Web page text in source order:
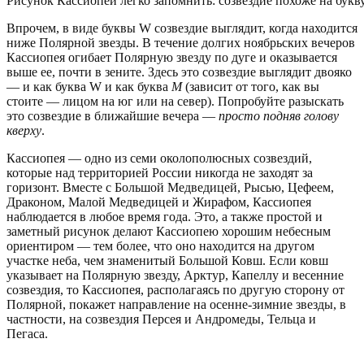
Впрочем, в виде буквы W созвездие выглядит, когда находится
ниже Полярной звезды. В течение долгих ноябрьских вечеров
Кассиопея огибает Полярную звезду по дуге и оказывается
выше ее, почти в зените. Здесь это созвездие выглядит двояко
— и как буква W и как буква М(зависит от того, как вы
стоите — лицом на юг или на север). Попробуйте разыскать
это созвездие в ближайшие вечера — просто подняв голову
кверху.
Кассиопея — одно из семи околополюсных созвездий,
которые над территорией России никогда не заходят за
горизонт. Вместе с Большой Медведицей, Рысью, Цефеем,
Драконом, Малой Медведицей и Жирафом, Кассиопея
наблюдается в любое время года. Это, а также простой и
заметный рисунок делают Кассиопею хорошим небесным
ориентиром — тем более, что оно находится на другом
участке неба, чем знаменитый Большой Ковш. Если ковш
указывает на Полярную звезду, Арктур, Капеллу и весенние
созвездия, то Кассиопея, располагаясь по другую сторону от
Полярной, покажет направление на осенне-зимние звезды, в
частности, на созвездия Персея и Андромеды, Тельца и
Пегаса.